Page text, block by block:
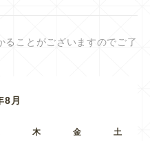
ことがございますのでご了
8月
木 金 土